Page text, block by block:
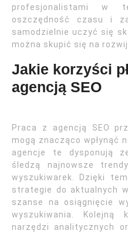
profesjonalistami w
oszczędność czasu i
samodzielnie uczyć się
można skupić się na
Jakie korzyści
agencją SEO
Praca z agencją SEO
mogą znacząco wpłynąć
agencje te dysponują
śledzą najnowsze
wyszukiwarek. Dzięki
strategie do aktualnych
szanse na osiągnięcie
wyszukiwania.
narzędzi analitycznych